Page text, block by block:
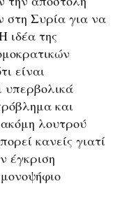
στη Συρία για να
ιδέα της
είναι
υπερβολικά
και
ακόμη λουτρού
κανείς γιατί
έγκριση